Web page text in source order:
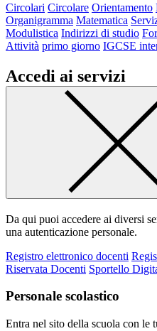
Circolari Circolare Orientamento
Organigramma Matematica
Modulistica Indirizzi di studio
Attività primo giorno IGCSE
Accedi ai servizi
Da qui puoi accedere ai diversi
una autenticazione personale.
Registro elettronico docenti
Riservata Docenti Sportello
Personale scolastico
Entra nel sito della scuola con le